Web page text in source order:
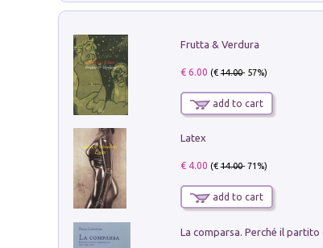
Frutta & Verdura
€ 6.00 (€14.00- 57%)
add to cart
Latex
€ 4.00 (€14.00- 71%)
add to cart